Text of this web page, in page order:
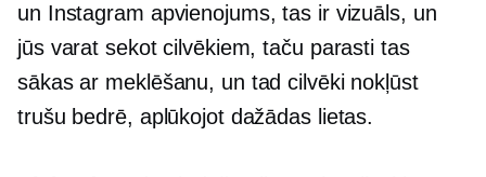
un Instagram apvienojums, tas ir vizuāls, un
jūs varat sekot cilvēkiem, taču parasti tas
sākas ar meklēšanu, un tad cilvēki nokļūst
trušu bedrē, aplūkojot dažādas lietas.